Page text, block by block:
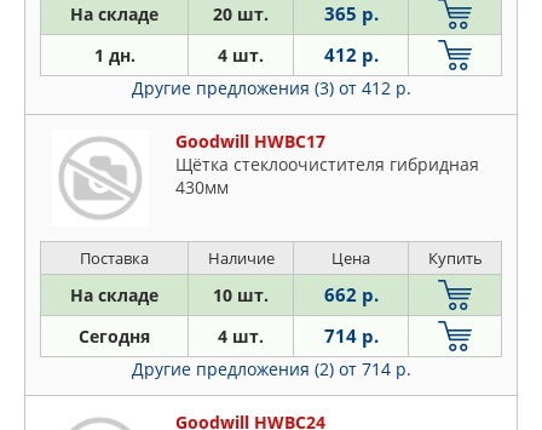
На складе 20 шт. 365 р.
1 дн. 4 шт. 412 р.
Другие предложения (3) от 412 р.
Goodwill HWBC17
Щётка стеклоочистителя гибридная
430мм
Поставка Наличие Цена Купить
На складе 10 шт. 662 р.
Сегодня 4 шт. 714 р.
Другие предложения (2) от 714 р.
Goodwill HWBC24